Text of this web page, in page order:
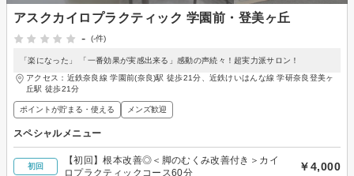
アスクカイロプラクティック 学園前・登美ヶ丘
-
(-件)
「楽になった」 「一番効果が実感出来る」感動の声続々！超実力派サロン！
アクセス：近鉄奈良線 学園前(奈良)駅 徒歩21分、近鉄けいはんな線 学研奈良登美ヶ
丘駅 徒歩21分
ポイントが貯まる・使える メンズ歓迎
スペシャルメニュー
初回
【初回】根本改善◎＜脚のむくみ改善付き＞カイ
ロプラクティックコース60分
￥4,000